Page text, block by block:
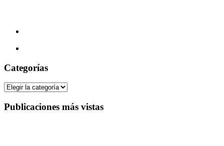
Categorías
Categorías
Publicaciones más vistas